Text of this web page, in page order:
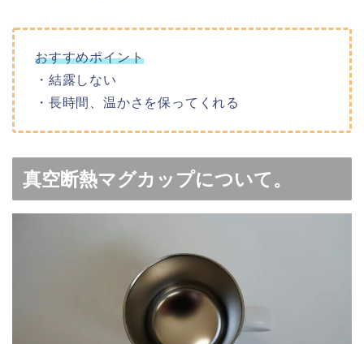
おすすめポイント
・結露しない
・長時間、温かさを保ってくれる
真空断熱マグカップについて。